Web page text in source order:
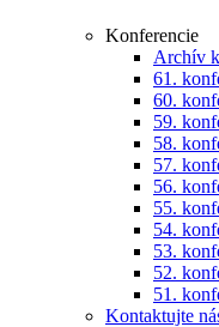
Konferencie
Archív
61.
60.
59.
58.
57.
56.
55.
54.
53.
52.
51.
Kontaktujte